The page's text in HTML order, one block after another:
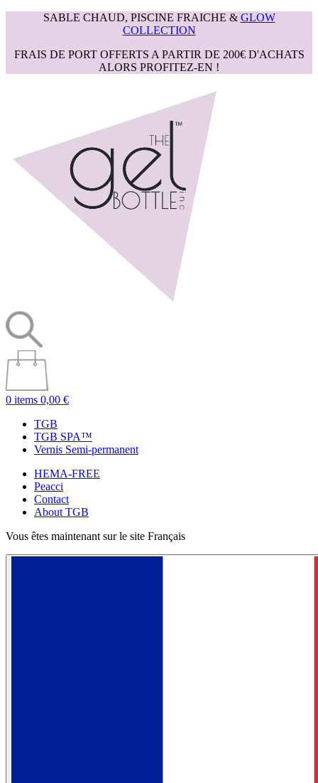
SABLE CHAUD, PISCINE FRAICHE & GLOW
COLLECTION
FRAIS DE PORT OFFERTS A PARTIR DE 200€ D'ACHATS
ALORS PROFITEZ-EN !
0 items 0,00 €
TGB
TGB SPA™
Vernis Semi-permanent
HEMA-FREE
Peacci
Contact
About TGB
Vous êtes maintenant sur le site Français